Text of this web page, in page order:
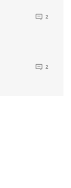
2
2